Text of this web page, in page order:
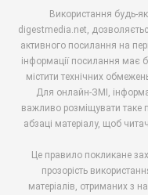
Використання будь-
digestmedia.net,
активного посилання на
інформації посилання має
містити технічних
Для онлайн-ЗМІ,
важливо розміщувати таке
абзаці матеріалу, щоб
Це правило покликане
прозорість
матеріалів, отриманих з